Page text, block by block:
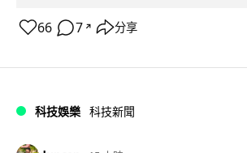
66 7 ↗ 分享
科技娛樂 科技新聞